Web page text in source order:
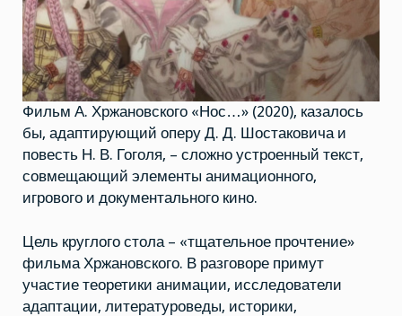
Фильм А. Хржановского «Нос…» (2020), казалось
бы, адаптирующий оперу Д. Д. Шостаковича и
повесть Н. В. Гоголя, – сложно устроенный текст,
совмещающий элементы анимационного,
игрового и документального кино.
Цель круглого стола – «тщательное прочтение»
фильма Хржановского. В разговоре примут
участие теоретики анимации, исследователи
адаптации, литературоведы, историки,